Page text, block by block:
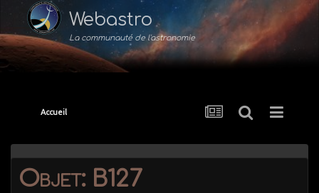
Webastro
La communauté de l'astronomie
Accueil
Objet: B127